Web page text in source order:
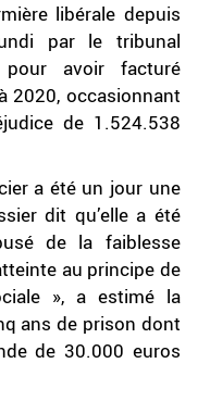
libérale depuis
par le tribunal
pour avoir facturé
2020, occasionnant
de 1.524.538
a été un jour une
dit qu’elle a été
de la faiblesse
au principe de
», a estimé la
ans de prison dont
de 30.000 euros